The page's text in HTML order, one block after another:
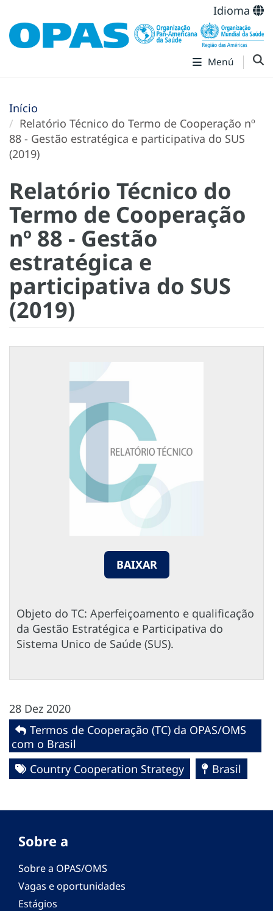
Idioma
Menú
Início
Relatório Técnico do Termo de Cooperação nº
88 - Gestão estratégica e participativa do SUS
(2019)
Relatório Técnico do
Termo de Cooperação
nº 88 - Gestão
estratégica e
participativa do SUS
(2019)
BAIXAR
Objeto do TC: Aperfeiçoamento e qualificação
da Gestão Estratégica e Participativa do
Sistema Unico de Saúde (SUS).
28 Dez 2020
Termos de Cooperação (TC) da OPAS/OMS
com o Brasil
Country Cooperation Strategy
Brasil
Sobre a
Sobre a OPAS/OMS
Vagas e oportunidades
Estágios